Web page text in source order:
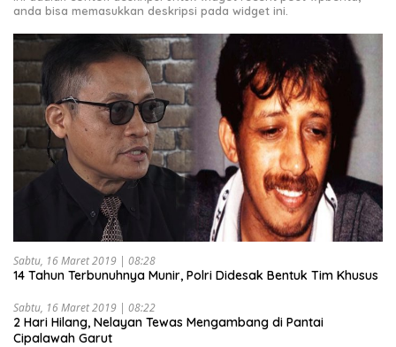
anda bisa memasukkan deskripsi pada widget ini.
Sabtu, 16 Maret 2019 | 08:28
14 Tahun Terbunuhnya Munir, Polri Didesak Bentuk Tim Khusus
Sabtu, 16 Maret 2019 | 08:22
2 Hari Hilang, Nelayan Tewas Mengambang di Pantai
Cipalawah Garut